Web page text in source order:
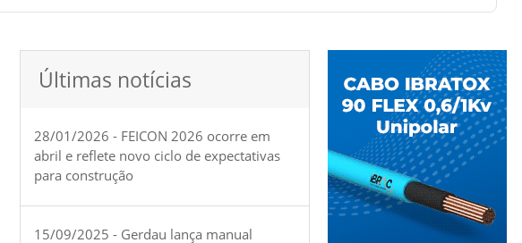
Últimas notícias
28/01/2026 - FEICON 2026 ocorre em
abril e reflete novo ciclo de expectativas
para construção
15/09/2025 - Gerdau lança manual